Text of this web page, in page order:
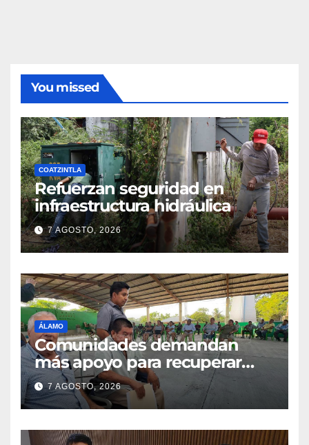
You missed
COATZINTLA
Refuerzan seguridad en
infraestructura hidráulica
7 AGOSTO, 2026
ÁLAMO
Comunidades demandan
más apoyo para recuperar
parcelas
7 AGOSTO, 2026